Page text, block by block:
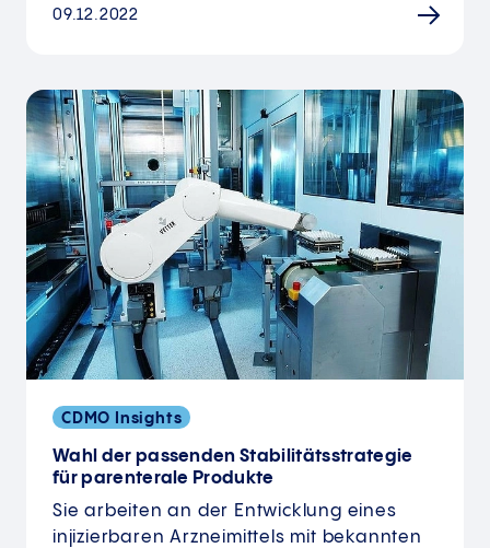
09.12.2022
CDMO Insights
Wahl der passenden Stabilitätsstrategie
für parenterale Produkte
Sie arbeiten an der Entwicklung eines
injizierbaren Arzneimittels mit bekannten